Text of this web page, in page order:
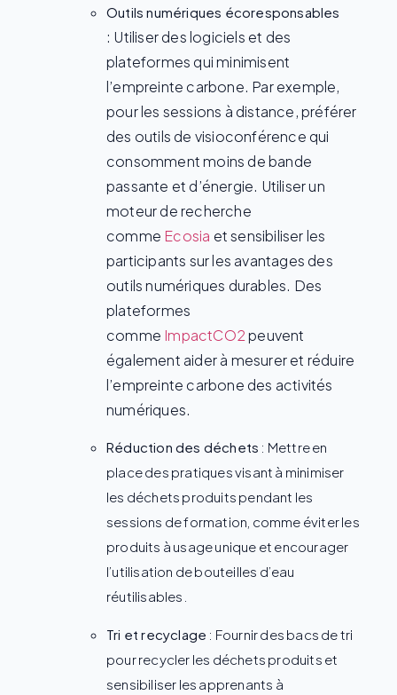
Outils numériques écoresponsables
: Utiliser des logiciels et des
plateformes qui minimisent
l’empreinte carbone. Par exemple,
pour les sessions à distance, préférer
des outils de visioconférence qui
consomment moins de bande
passante et d’énergie. Utiliser un
moteur de recherche
comme Ecosia et sensibiliser les
participants sur les avantages des
outils numériques durables. Des
plateformes
comme ImpactCO2peuvent
également aider à mesurer et réduire
l’empreinte carbone des activités
numériques.
Réduction des déchets : Mettre en
place des pratiques visant à minimiser
les déchets produits pendant les
sessions de formation, comme éviter les
produits à usage unique et encourager
l’utilisation de bouteilles d’eau
réutilisables.
Tri et recyclage : Fournir des bacs de tri
pour recycler les déchets produits et
sensibiliser les apprenants à